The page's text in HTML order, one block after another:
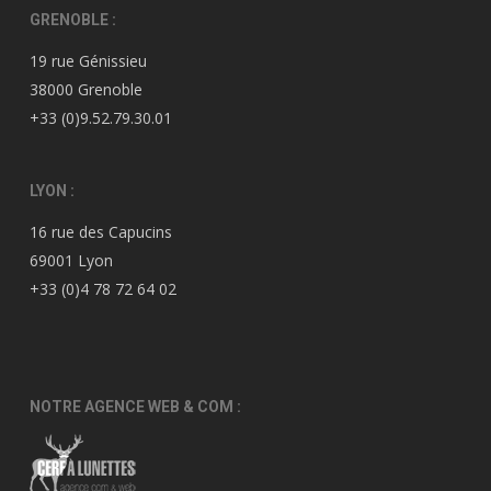
GRENOBLE :
19 rue Génissieu
38000 Grenoble
+33 (0)9.52.79.30.01
LYON :
16 rue des Capucins
69001 Lyon
+33 (0)4 78 72 64 02
NOTRE AGENCE WEB & COM :